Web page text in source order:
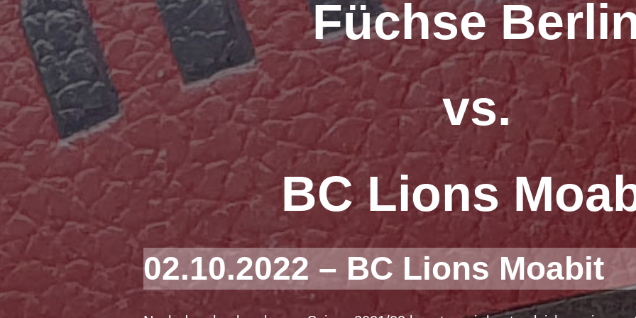
Füchse
vs.
BC Lions
02.10.2022 – BC Lions Moabit